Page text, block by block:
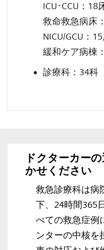
ICU･CCU：18
救命救急病床
NICU/GCU：
緩和ケア病棟
診療科：34科
ドクターカー
かせください
救急診療科は病
下、24時間365
べての救急症例
ンターの中核を